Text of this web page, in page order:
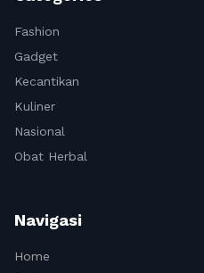
Fashion
Gadget
Kecantikan
Kuliner
Nasional
Obat Herbal
Navigasi
Home